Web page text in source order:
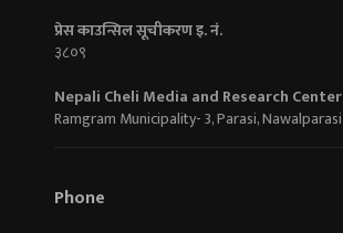
प्रेस काउन्सिल सूचीकरण इ. नं.
३८०९
Nepali Cheli Media and Research Center
Ramgram Municipality- 3, Parasi, Nawalparasi
Phone